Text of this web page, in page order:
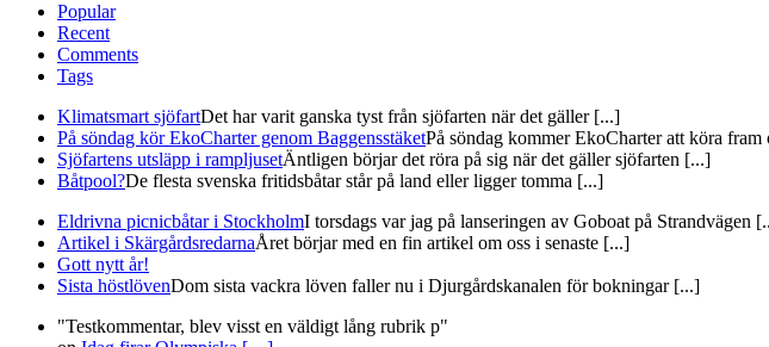
Popular
Recent
Comments
Tags
Klimatsmart sjöfartDet har varit ganska tyst från sjöfarten när det gäller [...]
På söndag kör EkoCharter genom BaggensstäketPå söndag kommer EkoCharter att köra
Sjöfartens utsläpp i rampljusetÄntligen börjar det röra på sig när det gäller sjöfarten [...]
Båtpool?De flesta svenska fritidsbåtar står på land eller ligger tomma [...]
Eldrivna picnicbåtar i StockholmI torsdags var jag på lanseringen av Goboat på Strandvägen
Artikel i SkärgårdsredarnaÅret börjar med en fin artikel om oss i senaste [...]
Gott nytt år!
Sista höstlövenDom sista vackra löven faller nu i Djurgårdskanalen för bokningar [...]
"Testkommentar, blev visst en väldigt lång rubrik p"